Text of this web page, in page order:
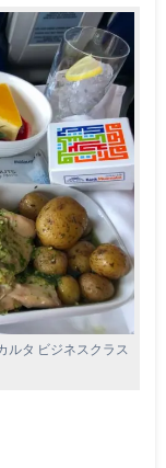
ルタ ビジネスクラス